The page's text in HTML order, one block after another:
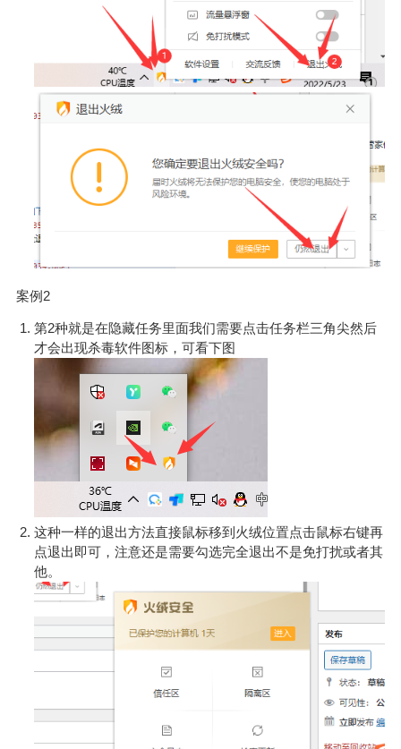
案例2
第2种就是在隐藏任务里面我们需要点击任务栏三角尖然后
才会出现杀毒软件图标，可看下图
这种一样的退出方法直接鼠标移到火绒位置点击鼠标右键再
点退出即可，注意还是需要勾选完全退出不是免打扰或者其
他。